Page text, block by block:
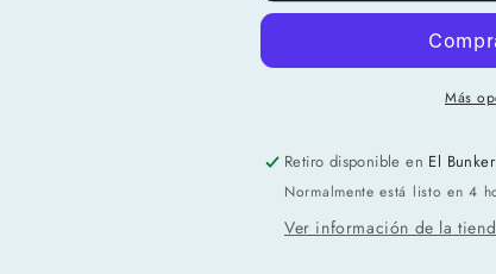
Más
Retiro disponible en El
Normalmente está listo en 4
Ver información de la
En tu cuenta de Mercado Pago,
y confirma.
con saldo disponible, débito u
Crédito sujeto a aprobación.
¿Tienes dudas? Consulta nuestra